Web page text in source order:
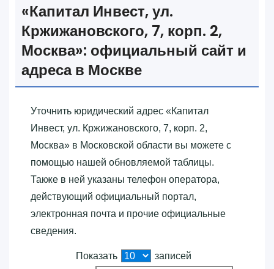
«‎Капитал Инвест, ул.
Кржижановского, 7, корп. 2,
Москва»‎: официальный сайт и
адреса в Москве
Уточнить юридический адрес «‎Капитал
Инвест, ул. Кржижановского, 7, корп. 2,
Москва»‎ в Московской области вы можете с
помощью нашей обновляемой таблицы.
Также в ней указаны телефон оператора,
действующий официальный портал,
электронная почта и прочие официальные
сведения.
Показать
записей